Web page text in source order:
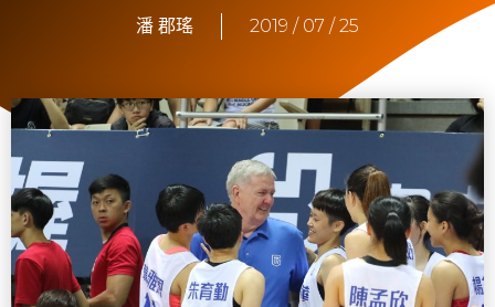
潘 郡瑤 2019 / 07 / 25